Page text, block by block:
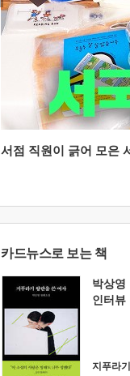
서점 직원이 긁어 모은
카드뉴스로 보는 책
박상영
인터뷰
지푸라